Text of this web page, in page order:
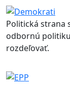
Politická strana
odbornú
rozdeľovať.